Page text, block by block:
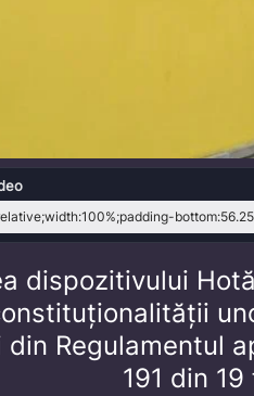
dispozitivului
din Regulamentul
191 din